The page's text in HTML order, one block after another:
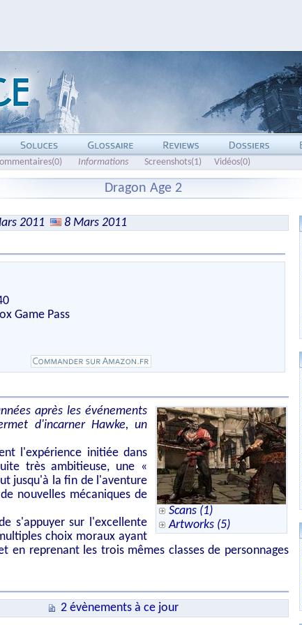
Informations Screenshots(1) Vidéos(0)
Dragon Age 2
2011
8 Mars 2011
Game Pass
Scans (1)
Artworks (5)
après les événements
d'incarner Hawke, un
l'expérience initiée dans
très ambitieuse, une «
jusqu'à la fin de l'aventure
nouvelles mécaniques de
s'appuyer sur l'excellente
choix moraux ayant
en reprenant les trois mêmes classes de personnages
2 évènements à ce jour